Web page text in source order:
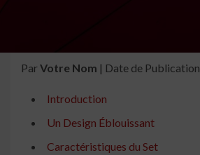
ParVotre Nom | Date de Publication
Introduction
Un Design Éblouissant
Caractéristiques du Set